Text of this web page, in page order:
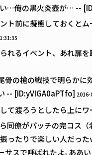
…俺の黒火炎壺が… --
ト前に擬態しておくと
れるイベント、あれ扉
骨の槍の戦技で明らかに
-- [ID:yVIGA0aPTfo] 2016-
て渡ろうとしたら上に
同僚がパッチの完コス
ったりで楽しい人だっ
サスで呼ばれたよ｡ああ